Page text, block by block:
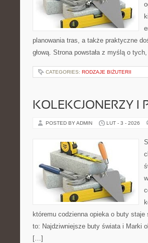
planowania tras, a także praktyczne
głową. Strona powstała z myślą o
CATEGORIES: RODZAJE BIŻUTERII
KOLEKCJONERZY I
POSTED BY ADMIN LUT - 3 - 2026
któremu codzienna opieka o buty
to: Najdziwniejsze buty świata i Marki
[…]